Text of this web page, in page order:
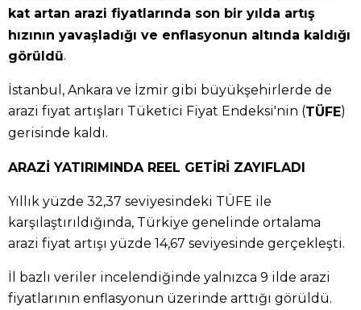
kat artan arazi fiyatlarında son bir yılda artış
hızının yavaşladığı ve enflasyonun altında kaldığı
görüldü.
İstanbul, Ankara ve İzmir gibi büyükşehirlerde de
arazi fiyat artışları Tüketici Fiyat Endeksi'nin (TÜFE)
gerisinde kaldı.
ARAZİ YATIRIMINDA REEL GETİRİ ZAYIFLADI
Yıllık yüzde 32,37 seviyesindeki TÜFE ile
karşılaştırıldığında, Türkiye genelinde ortalama
arazi fiyat artışı yüzde 14,67 seviyesinde gerçekleşti.
İl bazlı veriler incelendiğinde yalnızca 9 ilde arazi
fiyatlarının enflasyonun üzerinde arttığı görüldü.